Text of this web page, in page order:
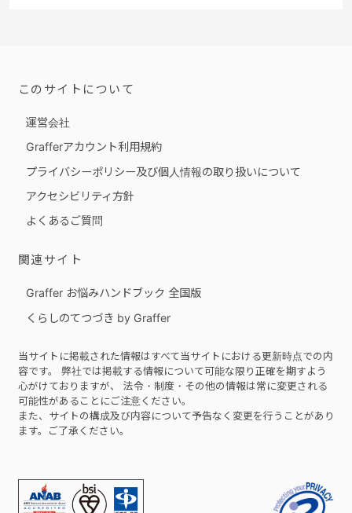
このサイトについて
運営会社
Grafferアカウント利用規約
プライバシーポリシー及び個人情報の取り扱いについて
アクセシビリティ方針
よくあるご質問
関連サイト
Graffer お悩みハンドブック 全国版
くらしのてつづき by Graffer
当サイトに掲載された情報はすべて当サイトにおける更新時点での内
容です。 弊社では掲載する情報について可能な限り正確を期すよう
心がけておりますが、 法令・制度・その他の情報は常に変更される
可能性があることにご注意ください。
また、サイトの構成及び内容について予告なく変更を行うことがあり
ます。ご了承ください。